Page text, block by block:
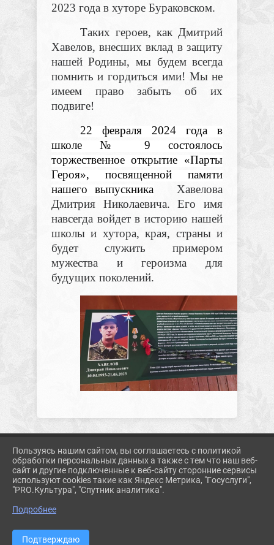
2023 года в хуторе Бураковском.
Таких героев, как Дмитрий
Хавелов, внесших вклад в защиту
нашей Родины, мы будем всегда
помнить и гордиться ими! Мы не
имеем право забыть об их
подвиге!
22 февраля 2024 года в
школе № 9 состоялось
торжественное открытие «Парты
Героя», посвященной памяти
нашего выпускника Хавелова
Дмитрия Николаевича. Его имя
навсегда войдет в историю нашей
школы и хутора, края, страны и
будет служить примером
мужества и героизма для
будущих поколений.
2026 Г. KORMUZ.PROSVET-EDU.RU
ВХОД
КАРТА САЙТА
ПОЛИТИКА ОБРАБОТКИ ПЕРСОНАЛЬНЫХ ДАННЫХ
СДЕЛАНО НА KUBCMS
Пользуясь нашим сайтом, вы соглашаетесь с политикой
обработки персональных данных а также с тем что наш веб-
сайт и другие подключенные к веб-сайту сторонние сервисы
используют cookies такие как Яндекс Метрика, "Госуслуги",
"PRO.Культура", "Спутник аналитика".
Подробнее
Подтверждаю